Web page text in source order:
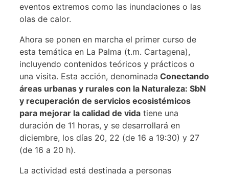
eventos extremos como las inundaciones o las
olas de calor.
Ahora se ponen en marcha el primer curso de
esta temática en La Palma (t.m. Cartagena),
incluyendo contenidos teóricos y prácticos o
una visita. Esta acción, denominada Conectando
áreas urbanas y rurales con la Naturaleza: SbN
y recuperación de servicios ecosistémicos
para mejorar la calidad de vida tiene una
duración de 11 horas, y se desarrollará en
diciembre, los días 20, 22 (de 16 a 19:30) y 27
(de 16 a 20 h).
La actividad está destinada a personas